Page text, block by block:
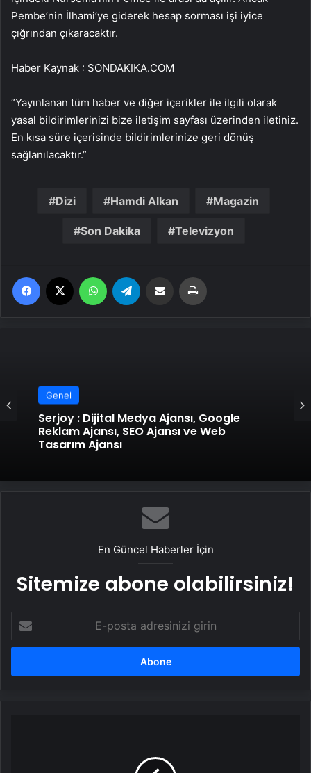
Pembe’nin İlhami’ye giderek hesap sorması işi iyice
çığrından çıkaracaktır.
Haber Kaynak : SONDAKIKA.COM
“Yayınlanan tüm haber ve diğer içerikler ile ilgili olarak
yasal bildirimlerinizi bize iletişim sayfası üzerinden iletiniz.
En kısa süre içerisinde bildirimlerinize geri dönüş
sağlanılacaktır.”
Dizi Hamdi Alkan Magazin
Son Dakika Televizyon
Facebook WhatsApp Email'den paylaş
Genel
Serjoy : Dijital Medya Ajansı, Google
Reklam Ajansı, SEO Ajansı ve Web
Tasarım Ajansı
En Güncel Haberler İçin
Sitemize abone olabilirsiniz!
posta
adresinizi